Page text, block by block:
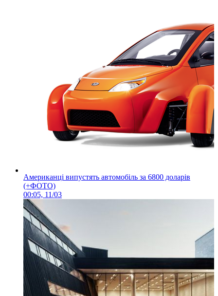
Американці випустять автомобіль за 6800 доларів
(+ФОТО)
00:05, 11/03